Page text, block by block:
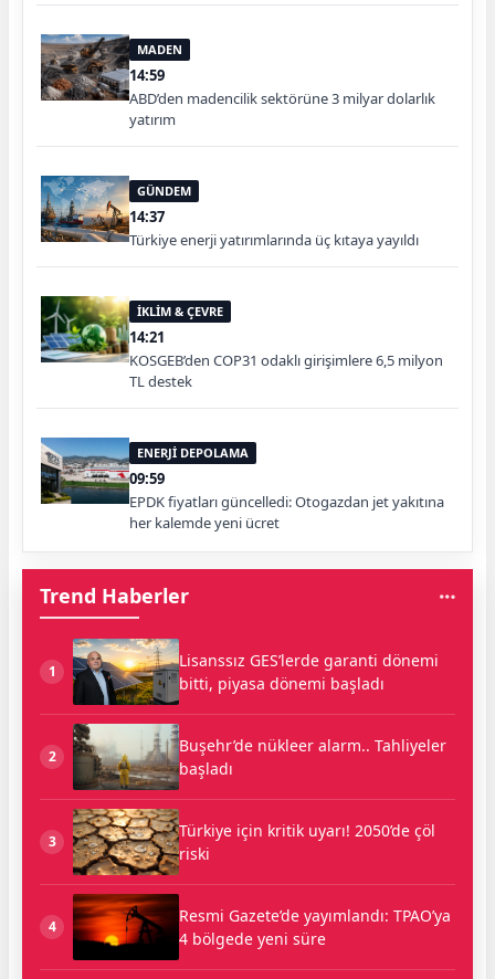
MADEN
14:59
ABD’den madencilik sektörüne 3 milyar dolarlık
yatırım
GÜNDEM
14:37
Türkiye enerji yatırımlarında üç kıtaya yayıldı
İKLİM & ÇEVRE
14:21
KOSGEB’den COP31 odaklı girişimlere 6,5 milyon
TL destek
ENERJİ DEPOLAMA
09:59
EPDK fiyatları güncelledi: Otogazdan jet yakıtına
her kalemde yeni ücret
Trend Haberler
1
Lisanssız GES’lerde garanti dönemi
bitti, piyasa dönemi başladı
2
Buşehr’de nükleer alarm.. Tahliyeler
başladı
3
Türkiye için kritik uyarı! 2050’de çöl
riski
4
Resmi Gazete’de yayımlandı: TPAO’ya
4 bölgede yeni süre